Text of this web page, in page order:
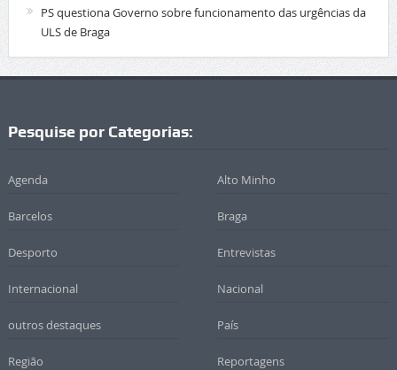
PS questiona Governo sobre funcionamento das urgências da
ULS de Braga
Pesquise por Categorias:
Agenda Alto Minho
Barcelos Braga
Desporto Entrevistas
Internacional Nacional
outros destaques País
Região Reportagens